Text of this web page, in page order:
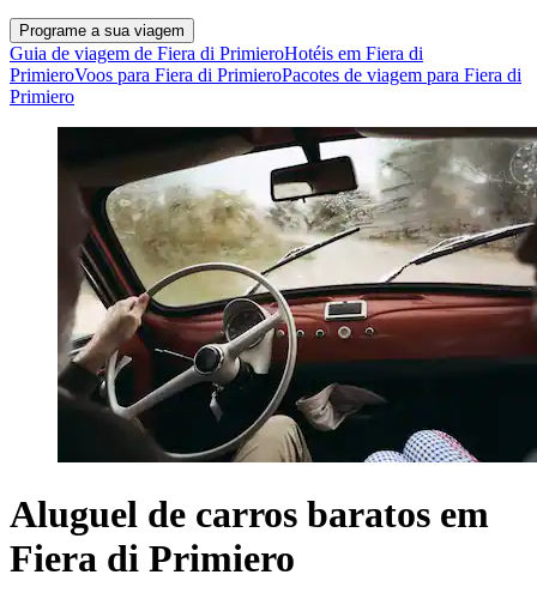
Programe a sua viagem
Guia de viagem de Fiera di PrimieroHotéis em Fiera di
PrimieroVoos para Fiera di PrimieroPacotes de viagem para Fiera di
Primiero
Aluguel de carros baratos em
Fiera di Primiero